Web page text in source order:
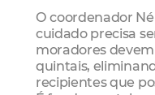
O coordenador
cuidado precisa
moradores
quintais,
recipientes que